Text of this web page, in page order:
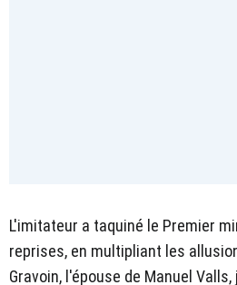
L'imitateur a taquiné le Premier
reprises, en multipliant les
Gravoin, l'épouse de Manuel